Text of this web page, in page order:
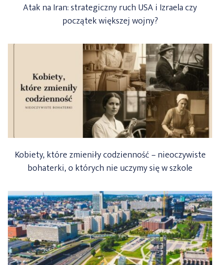
Atak na Iran: strategiczny ruch USA i Izraela czy
początek większej wojny?
Kobiety, które zmieniły codzienność – nieoczywiste
bohaterki, o których nie uczymy się w szkole